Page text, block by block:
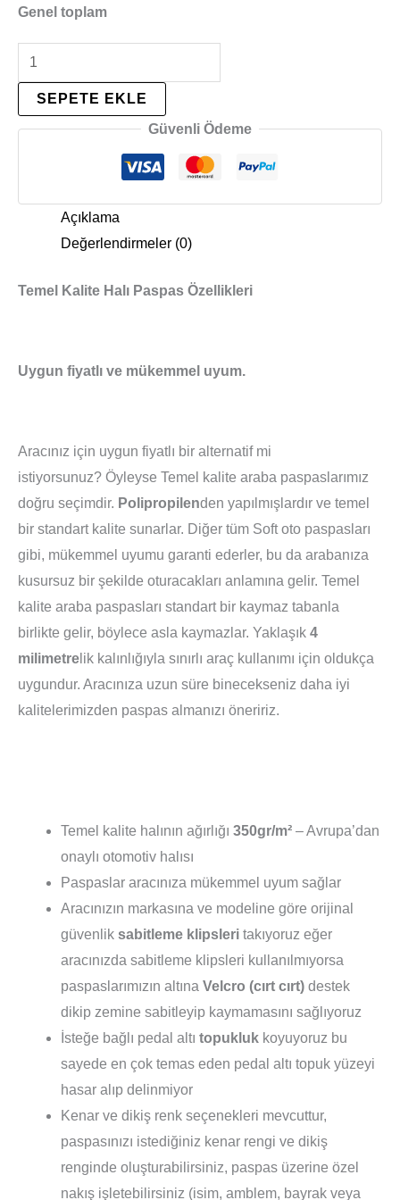
Genel toplam
SEPETE EKLE
Güvenli Ödeme
Açıklama
Değerlendirmeler (0)
Temel Kalite Halı Paspas Özellikleri
Uygun fiyatlı ve mükemmel uyum.
Aracınız için uygun fiyatlı bir alternatif mi
istiyorsunuz? Öyleyse Temel kalite araba paspaslarımız
doğru seçimdir. Polipropilenden yapılmışlardır ve temel
bir standart kalite sunarlar. Diğer tüm Soft oto paspasları
gibi, mükemmel uyumu garanti ederler, bu da arabanıza
kusursuz bir şekilde oturacakları anlamına gelir. Temel
kalite araba paspasları standart bir kaymaz tabanla
birlikte gelir, böylece asla kaymazlar. Yaklaşık 4
milimetre lik kalınlığıyla sınırlı araç kullanımı için oldukça
uygundur. Aracınıza uzun süre binecekseniz daha iyi
kalitelerimizden paspas almanızı öneririz.
Temel kalite halının ağırlığı 350gr/m² – Avrupa’dan
onaylı otomotiv halısı
Paspaslar aracınıza mükemmel uyum sağlar
Aracınızın markasına ve modeline göre orijinal
güvenlik sabitleme klipsleri takıyoruz eğer
aracınızda sabitleme klipsleri kullanılmıyorsa
paspaslarımızın altına Velcro (cırt cırt) destek
dikip zemine sabitleyip kaymamasını sağlıyoruz
İsteğe bağlı pedal altı topukluk koyuyoruz bu
sayede en çok temas eden pedal altı topuk yüzeyi
hasar alıp delinmiyor
Kenar ve dikiş renk seçenekleri mevcuttur,
paspasınızı istediğiniz kenar rengi ve dikiş
renginde oluşturabilirsiniz, paspas üzerine özel
nakış işletebilirsiniz (isim, amblem, bayrak veya